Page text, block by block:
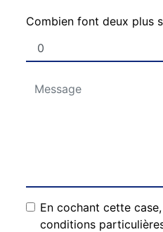
Combien font deux plus
En cochant cette
conditions